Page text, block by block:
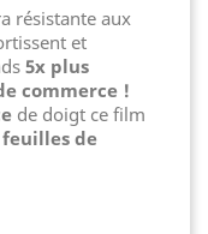
résistante aux
et
5x plus
commerce !
de doigt ce film
de